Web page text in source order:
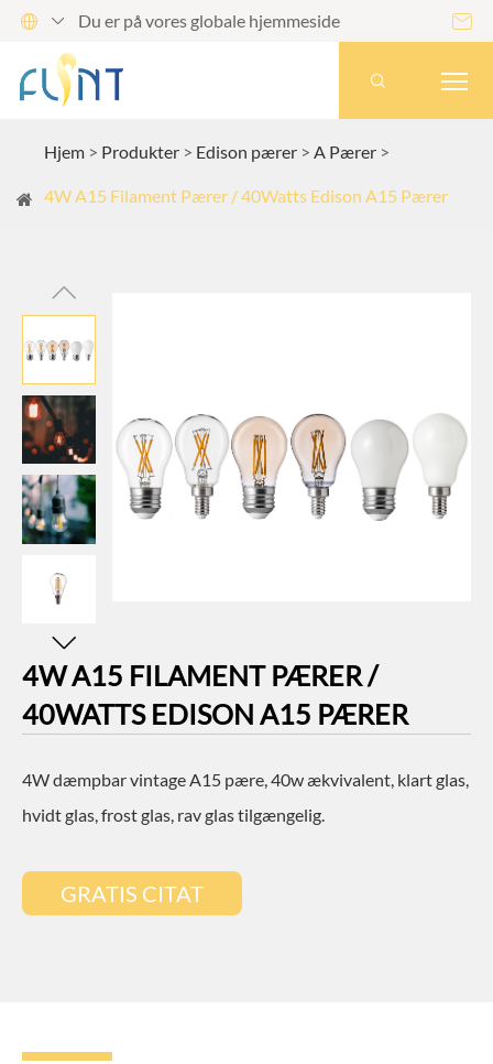
  Du er på vores globale hjemmeside 

Hjem Produkter Edison pærer A Pærer
4W A15 Filament Pærer / 40Watts Edison A15 Pærer
4W A15 FILAMENT PÆRER /
40WATTS EDISON A15 PÆRER
4W dæmpbar vintage A15 pære, 40w ækvivalent, klart glas,
hvidt glas, frost glas, rav glas tilgængelig.
GRATIS CITAT